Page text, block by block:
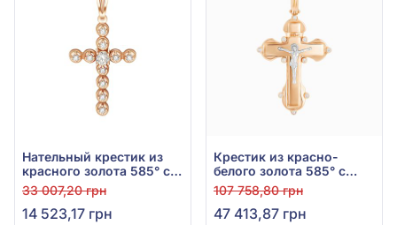
Нательный крестик из
красного золота 585° с
фианитом, арт. 260020
33 007,20 грн
14 523,17 грн
Крестик из красно-
белого золота 585° с
фианитом, арт. 270138
107 758,80 грн
47 413,87 грн